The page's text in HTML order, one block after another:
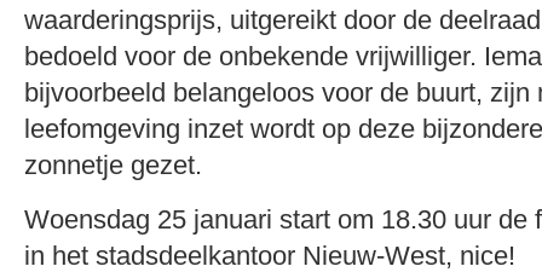
waarderingsprijs, uitgereikt door de
bedoeld voor de onbekende vrijwilliger.
bijvoorbeeld belangeloos voor de buurt, zijn
leefomgeving inzet wordt op deze
zonnetje gezet.
Woensdag 25 januari start om 18.30 uur de
in het stadsdeelkantoor Nieuw-West, nice!